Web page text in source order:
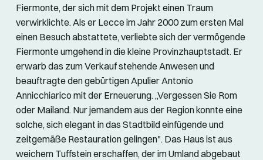
Fiermonte, der sich mit dem Projekt einen Traum
verwirklichte. Als er Lecce im Jahr 2000 zum ersten Mal
einen Besuch abstattete, verliebte sich der vermögende
Fiermonte umgehend in die kleine Provinzhauptstadt. Er
erwarb das zum Verkauf stehende Anwesen und
beauftragte den gebürtigen Apulier Antonio
Annicchiarico mit der Erneuerung. „Vergessen Sie Rom
oder Mailand. Nur jemandem aus der Region konnte eine
solche, sich elegant in das Stadtbild einfügende und
zeitgemäße Restauration gelingen". Das Haus ist aus
weichem Tuffstein erschaffen, der im Umland abgebaut